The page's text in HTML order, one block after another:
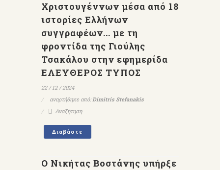
Χριστουγέννων μέσα από 18
ιστορίες Ελλήνων
συγγραφέων... με τη
φροντίδα της Γιούλης
Τσακάλου στην εφημερίδα
ΕΛΕΥΘΕΡΟΣ ΤΥΠΟΣ
22 / 12 / 2024
αναρτήθηκε από:Dimitris Stefanakis
Αναζήτηση
Διαβάστε
Ο Νικήτας Βοστάνης υπήρξε